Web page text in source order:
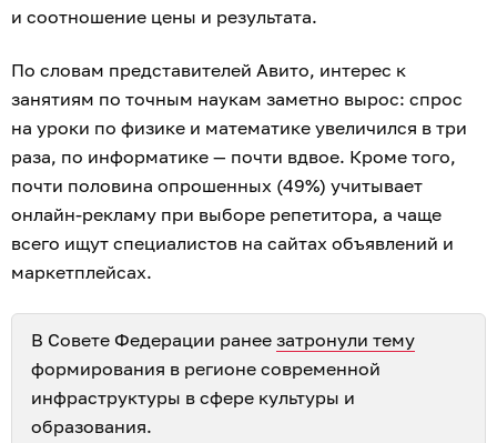
и соотношение цены и результата.
По словам представителей Авито, интерес к
занятиям по точным наукам заметно вырос: спрос
на уроки по физике и математике увеличился в три
раза, по информатике — почти вдвое. Кроме того,
почти половина опрошенных (49%) учитывает
онлайн-рекламу при выборе репетитора, а чаще
всего ищут специалистов на сайтах объявлений и
маркетплейсах.
В Совете Федерации ранее затронули тему
формирования в регионе современной
инфраструктуры в сфере культуры и
образования.